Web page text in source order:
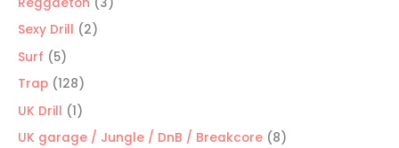
Sexy Drill 22
Surf 55
productos
Trap 128128
productos
UK Drill 11
producto
UK garage / Jungle / DnB / Breakcore 88